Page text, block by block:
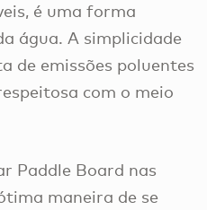
é uma forma
água. A simplicidade
de emissões poluentes
com o meio
Paddle Board nas
maneira de se